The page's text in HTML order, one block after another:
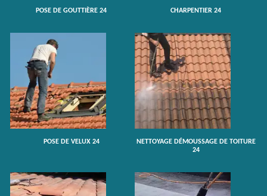
POSE DE GOUTTIÈRE 24 CHARPENTIER 24
POSE DE VELUX 24
NETTOYAGE DÉMOUSSAGE DE TOITURE
24